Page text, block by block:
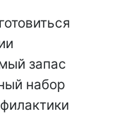
запас
набор